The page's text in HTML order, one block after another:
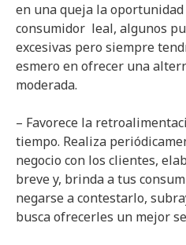
en una queja la
consumidor leal, algunos
excesivas pero siempre
esmero en ofrecer una
moderada.
– Favorece la
tiempo. Realiza
negocio con los clientes,
breve y, brinda a tus
negarse a contestarlo,
busca ofrecerles un mejor